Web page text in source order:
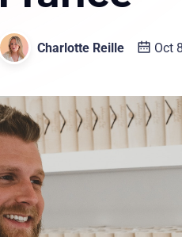
Charlotte Reille Oct